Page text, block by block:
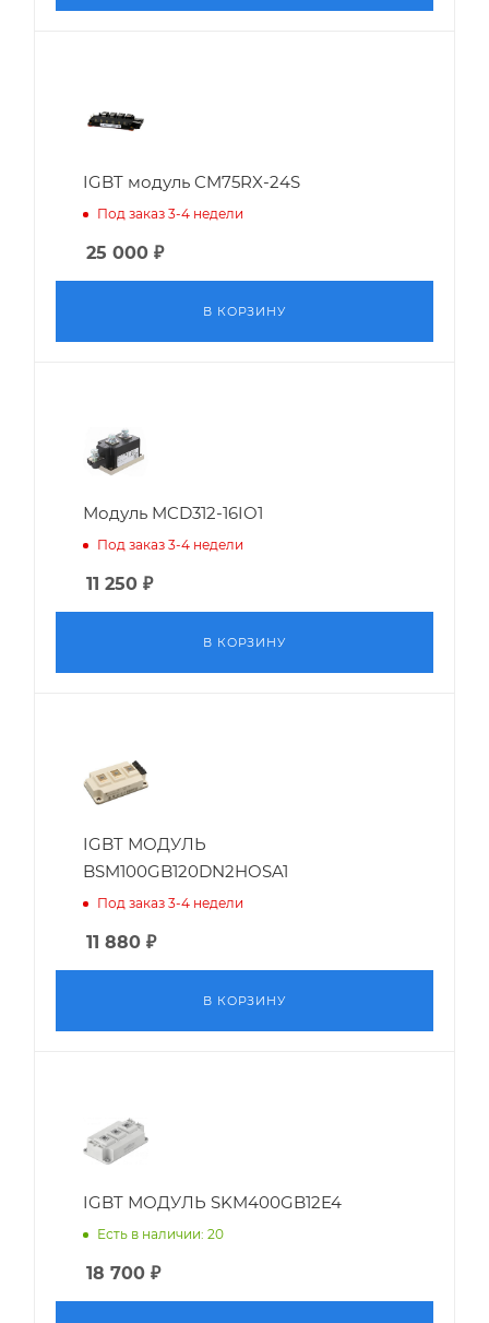
IGBT модуль CM75RX-24S
Под заказ 3-4 недели
25 000 ₽
В КОРЗИНУ
Модуль MCD312-16IO1
Под заказ 3-4 недели
11 250 ₽
В КОРЗИНУ
IGBT МОДУЛЬ
BSM100GB120DN2HOSA1
Под заказ 3-4 недели
11 880 ₽
В КОРЗИНУ
IGBT МОДУЛЬ SKM400GB12E4
Есть в наличии: 20
18 700 ₽